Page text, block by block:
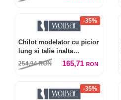
-35%
Chilot modelator cu picior
lung si talie inalta
FIGURATA
254,94RON 165,71 RON
-35%